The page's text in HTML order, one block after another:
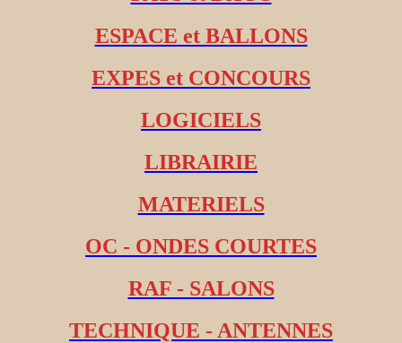
ESPACE et BALLONS
EXPES et CONCOURS
LOGICIELS
LIBRAIRIE
MATERIELS
OC - ONDES COURTES
RAF - SALONS
TECHNIQUE - ANTENNES